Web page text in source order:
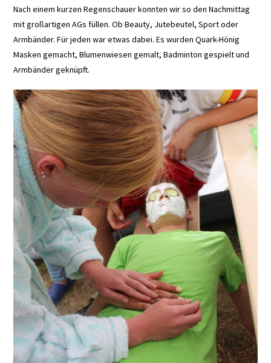
Nach einem kurzen Regenschauer konnten wir so den Nachmittag
mit großartigen AGs füllen. Ob Beauty, Jutebeutel, Sport oder
Armbänder. Für jeden war etwas dabei. Es wurden Quark-Hönig
Masken gemacht, Blumenwiesen gemalt, Badminton gespielt und
Armbänder geknüpft.